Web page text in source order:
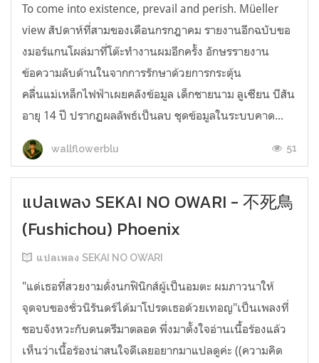
To come into existence, prevail and perish. Müeller
view สัปดาห์ที่สามของเดือนกรกฎาคม รายงานอีกฉบับขอ
งมอร์แกนโผล่มาที่โต๊ะทำงานผมอีกครั้ง อักษรรายงาน
ข้อความลับด้านในจากการรักษาด้วยการกระตุ้น
คลื่นแม่เหล็กไฟฟ้าเผยคลังข้อมูล เด็กชายนาม ลูเซียน บีสัน
อายุ 14 ปี ปรากฏผลลัพธ์เป็นลบ ชุดข้อมูลในระบบคาด...
wallflowerblu 51
แปลเพลง SEKAI NO OWARI - 不死鳥
(Fushichou) Phoenix
แปลเพลง SEKAI NO OWARI
"แด่เธอที่สวยงามดั่งนกฟินิกส์ผู้เป็นอมตะ ผมภาวนาให้
จุดจบของชั่วนิรันดร์ได้มาโปรดเธอด้วยเทอญ"เป็นเพลงที่
ชอบจังหวะกับดนตรีมาตลอด พึ่งมาตั้งใจอ่านเนื้อร้องแล้ว
เห็นว่าเนื้อร้องน่าสนใจดีเลยอยากมาแปลดูค่ะ ((ความคิด